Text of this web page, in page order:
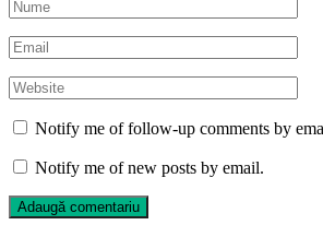
Notify me of follow-up comments by
Notify me of new posts by email.